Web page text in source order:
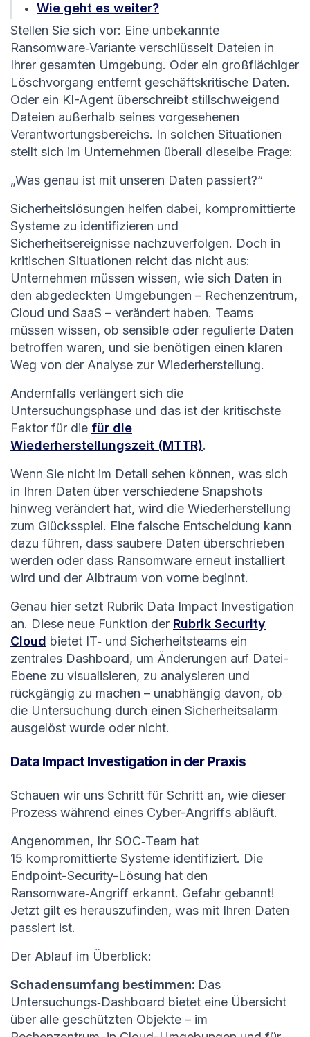
Wie geht es weiter?
Stellen Sie sich vor: Eine unbekannte
Ransomware‑Variante verschlüsselt Dateien in
Ihrer gesamten Umgebung. Oder ein großflächiger
Löschvorgang entfernt geschäftskritische Daten.
Oder ein KI-Agent überschreibt stillschweigend
Dateien außerhalb seines vorgesehenen
Verantwortungsbereichs. In solchen Situationen
stellt sich im Unternehmen überall dieselbe Frage:
„Was genau ist mit unseren Daten passiert?“
Sicherheitslösungen helfen dabei, kompromittierte
Systeme zu identifizieren und
Sicherheitsereignisse nachzuverfolgen. Doch in
kritischen Situationen reicht das nicht aus:
Unternehmen müssen wissen, wie sich Daten in
den abgedeckten Umgebungen – Rechenzentrum,
Cloud und SaaS – verändert haben. Teams
müssen wissen, ob sensible oder regulierte Daten
betroffen waren, und sie benötigen einen klaren
Weg von der Analyse zur Wiederherstellung.
Andernfalls verlängert sich die
Untersuchungsphase und das ist der kritischste
Faktor für die für die
Wiederherstellungszeit (MTTR).
Wenn Sie nicht im Detail sehen können, was sich
in Ihren Daten über verschiedene Snapshots
hinweg verändert hat, wird die Wiederherstellung
zum Glücksspiel. Eine falsche Entscheidung kann
dazu führen, dass saubere Daten überschrieben
werden oder dass Ransomware erneut installiert
wird und der Albtraum von vorne beginnt.
Genau hier setzt Rubrik Data Impact Investigation
an. Diese neue Funktion der Rubrik Security
Cloud bietet IT‑ und Sicherheitsteams ein
zentrales Dashboard, um Änderungen auf Datei-
Ebene zu visualisieren, zu analysieren und
rückgängig zu machen – unabhängig davon, ob
die Untersuchung durch einen Sicherheitsalarm
ausgelöst wurde oder nicht.
Data Impact Investigation in der Praxis
Schauen wir uns Schritt für Schritt an, wie dieser
Prozess während eines Cyber-Angriffs abläuft.
Angenommen, Ihr SOC‑Team hat
15 kompromittierte Systeme identifiziert. Die
Endpoint-Security-Lösung hat den
Ransomware‑Angriff erkannt. Gefahr gebannt!
Jetzt gilt es herauszufinden, was mit Ihren Daten
passiert ist.
Der Ablauf im Überblick:
Schadensumfang bestimmen: Das
Untersuchungs‑Dashboard bietet eine Übersicht
über alle geschützten Objekte – im